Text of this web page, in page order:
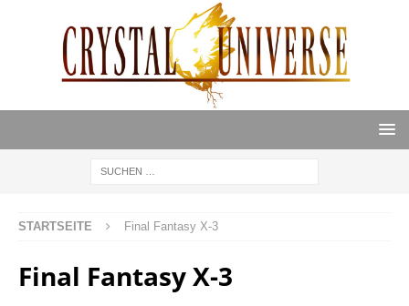
STARTSEITE Final Fantasy X-3
Final Fantasy X-3